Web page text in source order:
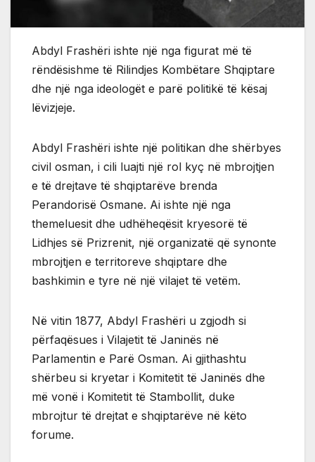
Abdyl Frashëri ishte një nga figurat më të
rëndësishme të Rilindjes Kombëtare Shqiptare
dhe një nga ideologët e parë politikë të kësaj
lëvizjeje.
Abdyl Frashëri ishte një politikan dhe shërbyes
civil osman, i cili luajti një rol kyç në mbrojtjen
e të drejtave të shqiptarëve brenda
Perandorisë Osmane. Ai ishte një nga
themeluesit dhe udhëheqësit kryesorë të
Lidhjes së Prizrenit, një organizatë që synonte
mbrojtjen e territoreve shqiptare dhe
bashkimin e tyre në një vilajet të vetëm.
Në vitin 1877, Abdyl Frashëri u zgjodh si
përfaqësues i Vilajetit të Janinës në
Parlamentin e Parë Osman. Ai gjithashtu
shërbeu si kryetar i Komitetit të Janinës dhe
më vonë i Komitetit të Stambollit, duke
mbrojtur të drejtat e shqiptarëve në këto
forume.